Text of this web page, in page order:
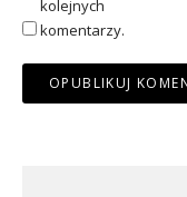
kolejnych
komentarzy.